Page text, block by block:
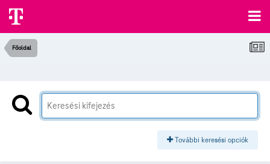
Főoldal
További keresési opciók